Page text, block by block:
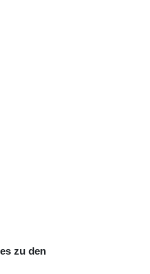
zu den